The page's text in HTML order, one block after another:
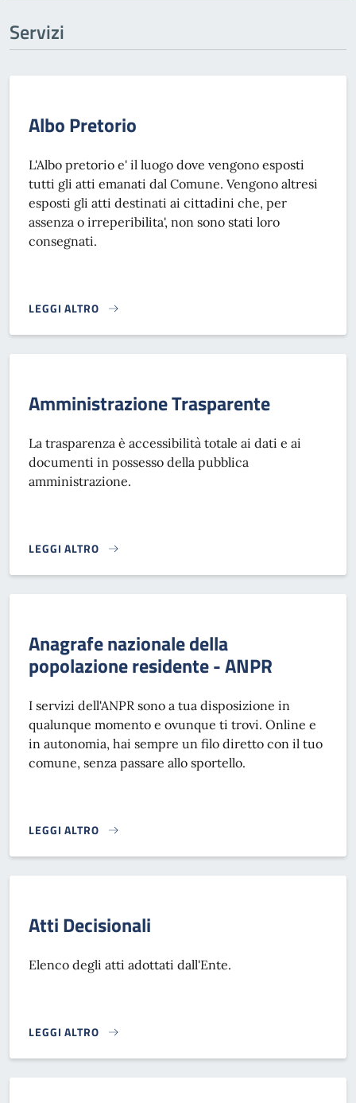
Servizi
Albo Pretorio
L'Albo pretorio e' il luogo dove vengono esposti
tutti gli atti emanati dal Comune. Vengono altresi
esposti gli atti destinati ai cittadini che, per
assenza o irreperibilita', non sono stati loro
consegnati.
LEGGI ALTRO
ALBO PRETORIO}
Amministrazione Trasparente
La trasparenza è accessibilità totale ai dati e ai
documenti in possesso della pubblica
amministrazione.
LEGGI ALTRO
AMMINISTRAZIONE TRASPARENTE}
Anagrafe nazionale della
popolazione residente - ANPR
I servizi dell'ANPR sono a tua disposizione in
qualunque momento e ovunque ti trovi. Online e
in autonomia, hai sempre un filo diretto con il tuo
comune, senza passare allo sportello.
LEGGI ALTRO
ANAGRAFE NAZIONALE DELLA POPOLAZIONE RESIDENTE -
Atti Decisionali
Elenco degli atti adottati dall'Ente.
LEGGI ALTRO
ATTI DECISIONALI}